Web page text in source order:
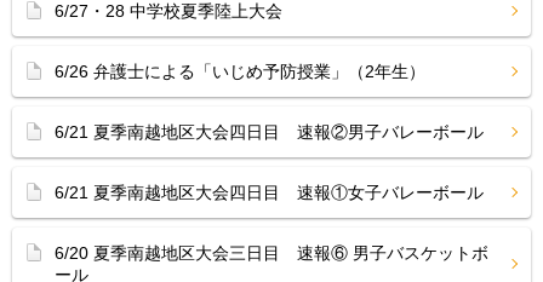
6/27・28 中学校夏季陸上大会
6/26 弁護士による「いじめ予防授業」（2年生）
6/21 夏季南越地区大会四日目 速報②男子バレーボール
6/21 夏季南越地区大会四日目 速報①女子バレーボール
6/20 夏季南越地区大会三日目 速報⑥ 男子バスケットボ
ール